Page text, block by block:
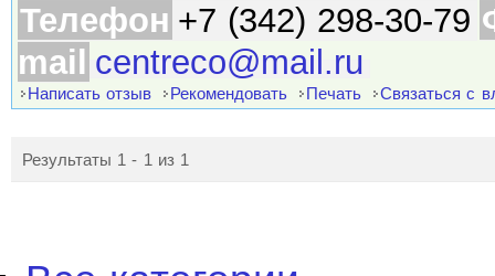
Телефон +7 (342) 298-30-79
mail centreco@mail.ru
Написать отзыв Рекомендовать Печать Связаться с
Результаты 1 - 1 из 1